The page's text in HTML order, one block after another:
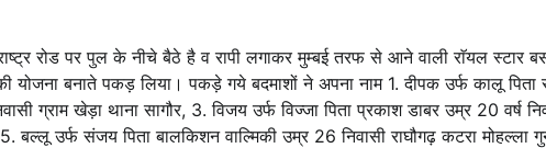
रोड पर पुल के नीचे बैठे है व रापी लगाकर मुम्बई तरफ से आने वाली राॅयल
बनाते पकड़ लिया। पकड़े गये बदमाशों ने अपना नाम 1. दीपक उर्फ कालू पिता
ग्राम खेड़ा थाना सागौर, 3. विजय उर्फ विज्जा पिता प्रकाश डाबर उम्र 20 वर्ष
बल्लू उर्फ संजय पिता बालकिशन वाल्मिकी उम्र 26 निवासी राघौगढ़ कटरा मोहल्ला